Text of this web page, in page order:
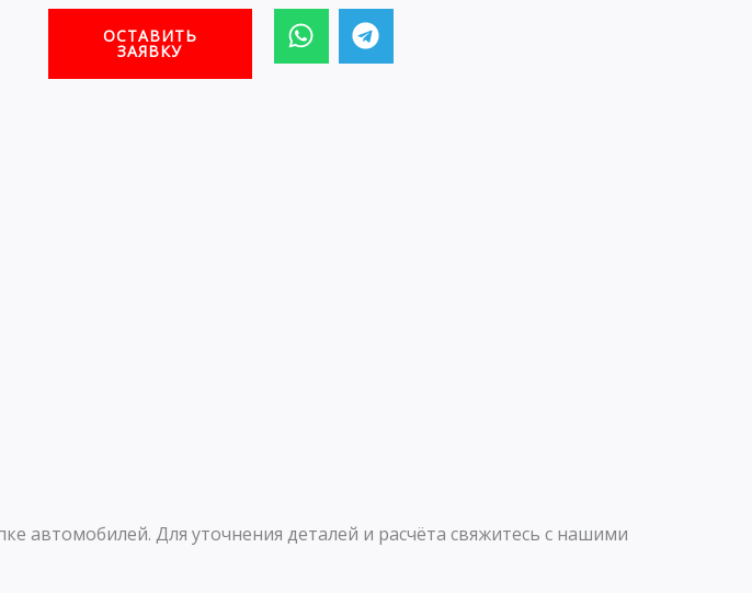
ОСТАВИТЬ
ЗАЯВКУ
W
h
a
T
e
l
автомобилей. Для уточнения деталей и расчёта свяжитесь с нашими